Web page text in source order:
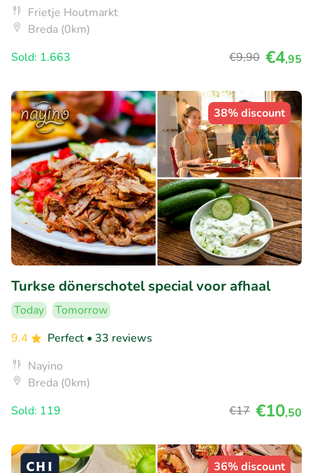
Frietje Houtmarkt
Breda (0km)
Sold: 1.663
€9,90 €4,95
38% discount
Turkse dönerschotel special voor afhaal
Today
Tomorrow
9.4
Perfect • 33 reviews
Nayino
Breda (0km)
Sold: 119
€17 €10,50
36% discount